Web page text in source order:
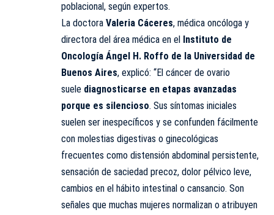
poblacional, según expertos.
La doctora Valeria Cáceres, médica oncóloga y
directora del área médica en el Instituto de
Oncología Ángel H. Roffo de la Universidad de
Buenos Aires, explicó: “El cáncer de ovario
suele diagnosticarse en etapas avanzadas
porque es silencioso. Sus síntomas iniciales
suelen ser inespecíficos y se confunden fácilmente
con molestias digestivas o ginecológicas
frecuentes como distensión abdominal persistente,
sensación de saciedad precoz, dolor pélvico leve,
cambios en el hábito intestinal o cansancio. Son
señales que muchas mujeres normalizan o atribuyen